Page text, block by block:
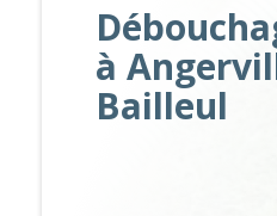
à
Bailleul